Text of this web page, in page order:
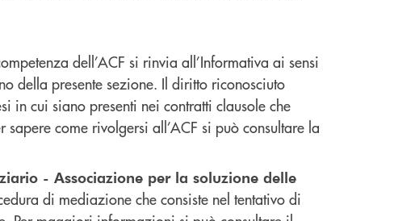
dell’ACF si rinvia all’Informativa ai sensi
della presente sezione. Il diritto riconosciuto
in cui siano presenti nei contratti clausole che
come rivolgersi all’ACF si può consultare la
- Associazione per la soluzione delle
di mediazione che consiste nel tentativo di